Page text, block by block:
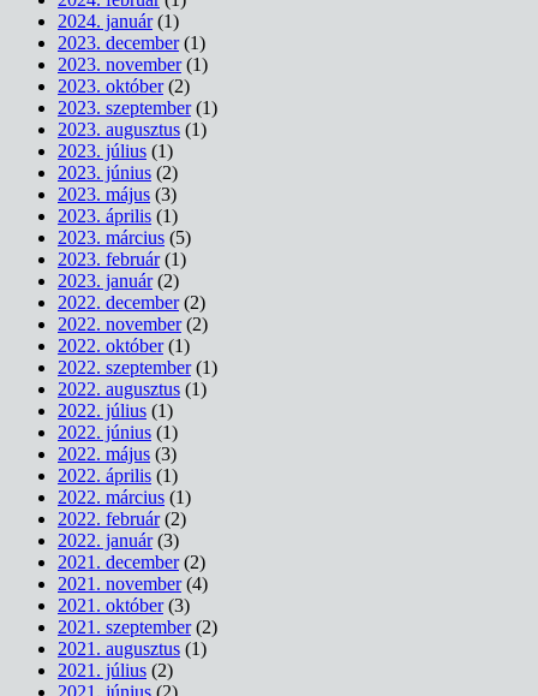
2024. január(1)
2023. december(1)
2023. november(1)
2023. október(2)
2023. szeptember(1)
2023. augusztus (1)
2023. július (1)
2023. június (2)
2023. május (3)
2023. április (1)
2023. március (5)
2023. február(1)
2023. január(2)
2022. december(2)
2022. november(2)
2022. október(1)
2022. szeptember(1)
2022. augusztus (1)
2022. július (1)
2022. június (1)
2022. május (3)
2022. április (1)
2022. március (1)
2022. február(2)
2022. január(3)
2021. december(2)
2021. november(4)
2021. október(3)
2021. szeptember(2)
2021. augusztus (1)
2021. július (2)
2021. június (2)